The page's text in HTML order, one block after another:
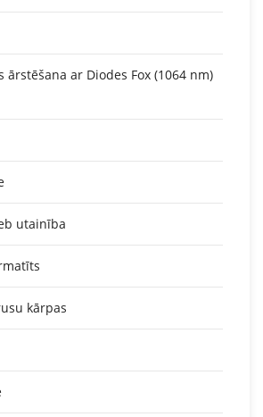
ārstēšana ar Diodes Fox (1064 nm)
utainība
kārpas